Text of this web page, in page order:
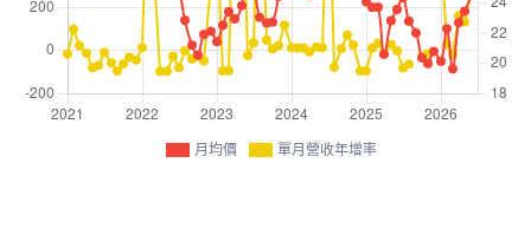
月均價 單月營收年增率